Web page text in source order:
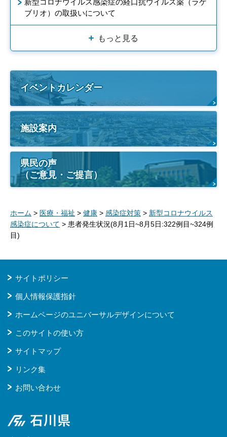
ブリオ）の取扱いについて
もっと見る
イベントカレンダー
施設案内
県民の声
（ご意見・ご提言）
ホーム > 医療・福祉 > 健康 > 感染症対策 > 新型コロナウイルス
感染症について > 患者発生状況(8月1日~8月5日:322例目~324例
目)
サイトポリシー
個人情報保護指針
ホームページのユニバーサルデザインについて
このサイトの使い方
サイトマップ
リンク集
お問い合わせ
石川県